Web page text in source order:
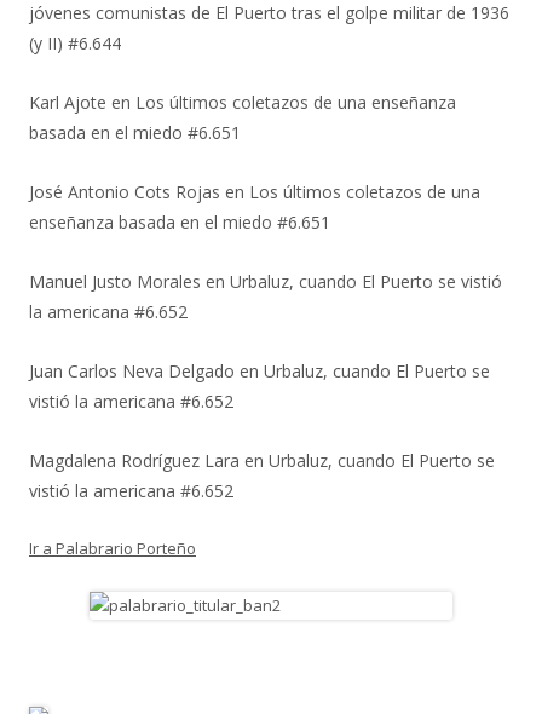
jóvenes comunistas de El Puerto tras el golpe militar de 1936
(y II) #6.644
Karl Ajote en Los últimos coletazos de una enseñanza
basada en el miedo #6.651
José Antonio Cots Rojas en Los últimos coletazos de una
enseñanza basada en el miedo #6.651
Manuel Justo Morales en Urbaluz, cuando El Puerto se vistió
la americana #6.652
Juan Carlos Neva Delgado en Urbaluz, cuando El Puerto se
vistió la americana #6.652
Magdalena Rodríguez Lara en Urbaluz, cuando El Puerto se
vistió la americana #6.652
Ir a Palabrario Porteño